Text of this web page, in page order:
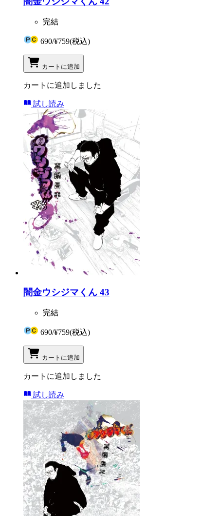
完結
690/¥759(税込)
カートに追加
カートに追加しました
試し読み
闇金ウシジマくん 43
完結
690/¥759(税込)
カートに追加
カートに追加しました
試し読み